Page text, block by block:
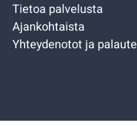
Tietoa palvelusta
Ajankohtaista
Yhteydenotot ja palaute